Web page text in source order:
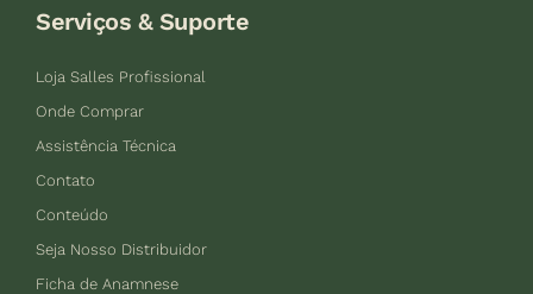
Serviços & Suporte
Loja Salles Profissional
Onde Comprar
Assistência Técnica
Contato
Conteúdo
Seja Nosso Distribuidor
Ficha de Anamnese